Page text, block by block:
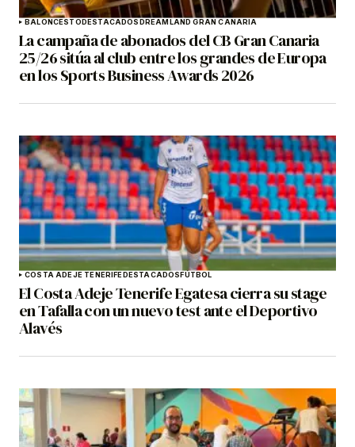
BALONCESTODESTACADOSDREAMLAND GRAN CANARIA
La campaña de abonados del CB Gran Canaria
25/26 sitúa al club entre los grandes de Europa
en los Sports Business Awards 2026
COSTA ADEJE TENERIFEDESTACADOSFÚTBOL
El Costa Adeje Tenerife Egatesa cierra su stage
en Tafalla con un nuevo test ante el Deportivo
Alavés